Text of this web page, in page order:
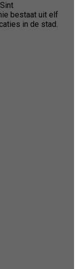
bestaat uit elf
in de stad.